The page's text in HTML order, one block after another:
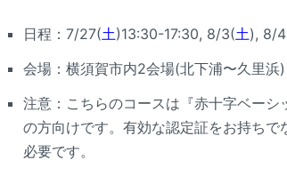
日程：7/27(土)13:30-17:30, 8/3(土), 8/
会場：横須賀市内2会場(北下浦〜久里浜)
注意：こちらのコースは『赤十字ベー
の方向けです。有効な認定証をお持ち
必要です。